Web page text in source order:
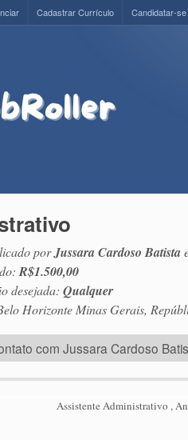
Cadastrar Currículo Candidatar-se
porJussara Cardoso Batista
R$1.500,00
desejada: Qualquer
Horizonte Minas Gerais,
com Jussara Cardoso
Assistente Administrativo ,